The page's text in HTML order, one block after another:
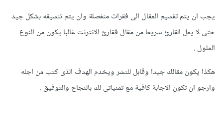
يجب ان يتم تقسيم المقال الى فقرات منفصلة وان يتم تنسيقه بشكل جيد
حتى لا يمل القارئ سريعا من مقال فقارئ الانترنت غالبا يكون من النوع
الملول .
هكذا يكون مقالك جيدا وقابل للنشر ويخدم الهدف الذى كتب من اجله
وارجو ان تكون الاجابة كافية مع تمنياتى لك بالنجاح والتوفيق .